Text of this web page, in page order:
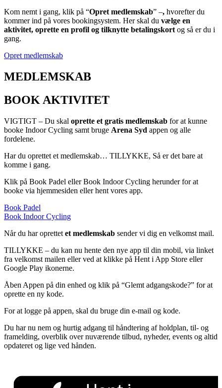
Kom nemt i gang, klik på “Opret medlemskab” –, hvorefter du
kommer ind på vores bookingsystem. Her skal du vælge en
aktivitet, oprette en profil og tilknytte betalingskort og så er du i
gang.
Opret medlemskab
MEDLEMSKAB
BOOK AKTIVITET
VIGTIGT – Du skal oprette et gratis medlemskab for at kunne
booke Indoor Cycling samt bruge Arena Syd appen og alle
fordelene.
Har du oprettet et medlemskab… TILLYKKE, Så er det bare at
komme i gang.
Klik på Book Padel eller Book Indoor Cycling herunder for at
booke via hjemmesiden eller hent vores app.
Book Padel
Book Indoor Cycling
Når du har oprettet et medlemskab sender vi dig en velkomst mail.
TILLYKKE – du kan nu hente den nye app til din mobil, via linket
fra velkomst mailen eller ved at klikke på Hent i App Store eller
Google Play ikonerne.
Åben Appen på din enhed og klik på “Glemt adgangskode?” for at
oprette en ny kode.
For at logge på appen, skal du bruge din e-mail og kode.
Du har nu nem og hurtig adgang til håndtering af holdplan, til- og
framelding, overblik over nuværende tilbud, nyheder, events og altid
opdateret og lige ved hånden.